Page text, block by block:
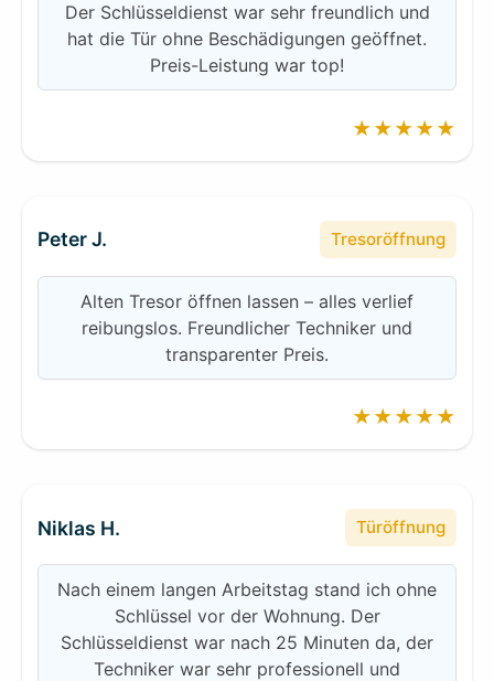
Der Schlüsseldienst war sehr freundlich und
hat die Tür ohne Beschädigungen geöffnet.
Preis-Leistung war top!
★★★★★
Peter J. Tresoröffnung
Alten Tresor öffnen lassen – alles verlief
reibungslos. Freundlicher Techniker und
transparenter Preis.
★★★★★
Niklas H. Türöffnung
Nach einem langen Arbeitstag stand ich ohne
Schlüssel vor der Wohnung. Der
Schlüsseldienst war nach 25 Minuten da, der
Techniker war sehr professionell und